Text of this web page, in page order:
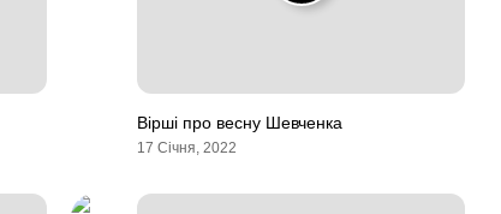
Вірші про весну Шевченка
17 Січня, 2022